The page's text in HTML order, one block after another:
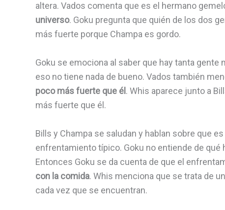
altera. Vados comenta que es el hermano
universo. Goku pregunta que quién de los dos
más fuerte porque Champa es gordo.
Goku se emociona al saber que hay tanta
eso no tiene nada de bueno. Vados también
poco más fuerte que él . Whis aparece junto a
más fuerte que él.
Bills y Champa se saludan y hablan sobre que
enfrentamiento típico. Goku no entiende de
Entonces Goku se da cuenta de que el
con la comida. Whis menciona que se trata de
cada vez que se encuentran.